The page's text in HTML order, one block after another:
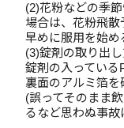
(2)花粉などの季
場合は、花粉飛
早めに服用を始め
(3)錠剤の取り出
錠剤の入っている
裏面のアルミ箔を
(誤ってそのまま
るなど思わぬ事故